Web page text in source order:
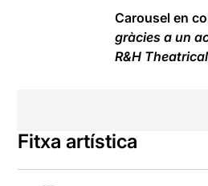
Carousel en
gràcies a un
R&H
Fitxa artística